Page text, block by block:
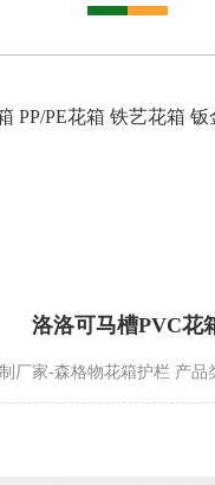
PP/PE花箱 铁艺花箱 钣
洛洛可马槽PVC花
厂家-森格物花箱护栏 产品